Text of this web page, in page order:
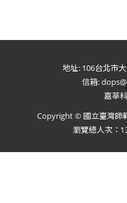
地址: 106台北市
信箱:
嘉莘
Copyright © 國立臺灣師
瀏覽總人次：